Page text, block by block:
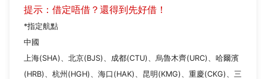
提示：借定唔借？還得到先好借！
*指定航點
中國
上海(SHA)、北京(BJS)、成都(CTU)、烏魯木齊(URC)、哈爾濱
(HRB)、杭州(HGH)、海口(HAK)、昆明(KMG)、重慶(CKG)、三